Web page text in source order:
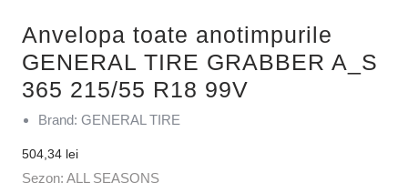
Anvelopa toate anotimpurile
GENERAL TIRE GRABBER A_S
365 215/55 R18 99V
Brand: GENERAL TIRE
504,34 lei
Sezon: ALL SEASONS